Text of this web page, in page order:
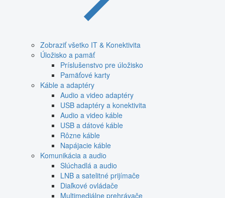
Zobraziť všetko IT & Konektivita
Úložisko a pamäť
Príslušenstvo pre úložisko
Pamäťové karty
Káble a adaptéry
Audio a video adaptéry
USB adaptéry a konektivita
Audio a video káble
USB a dátové káble
Rôzne káble
Napájacie káble
Komunikácia a audio
Slúchadlá a audio
LNB a satelitné prijímače
Diaľkové ovládače
Multimediálne prehrávače